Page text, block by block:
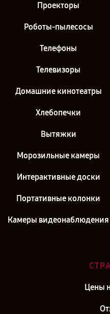
Проекторы
Роботы-пылесосы
Телефоны
Телевизоры
Домашние кинотеатры
Хлебопечки
Вытяжки
Морозильные камеры
Интерактивные доски
Портативные колонки
Камеры видеонаблюдения
Цены